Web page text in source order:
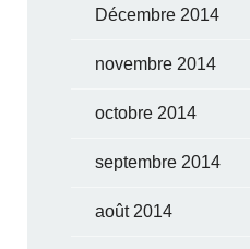
Décembre 2014
novembre 2014
octobre 2014
septembre 2014
août 2014